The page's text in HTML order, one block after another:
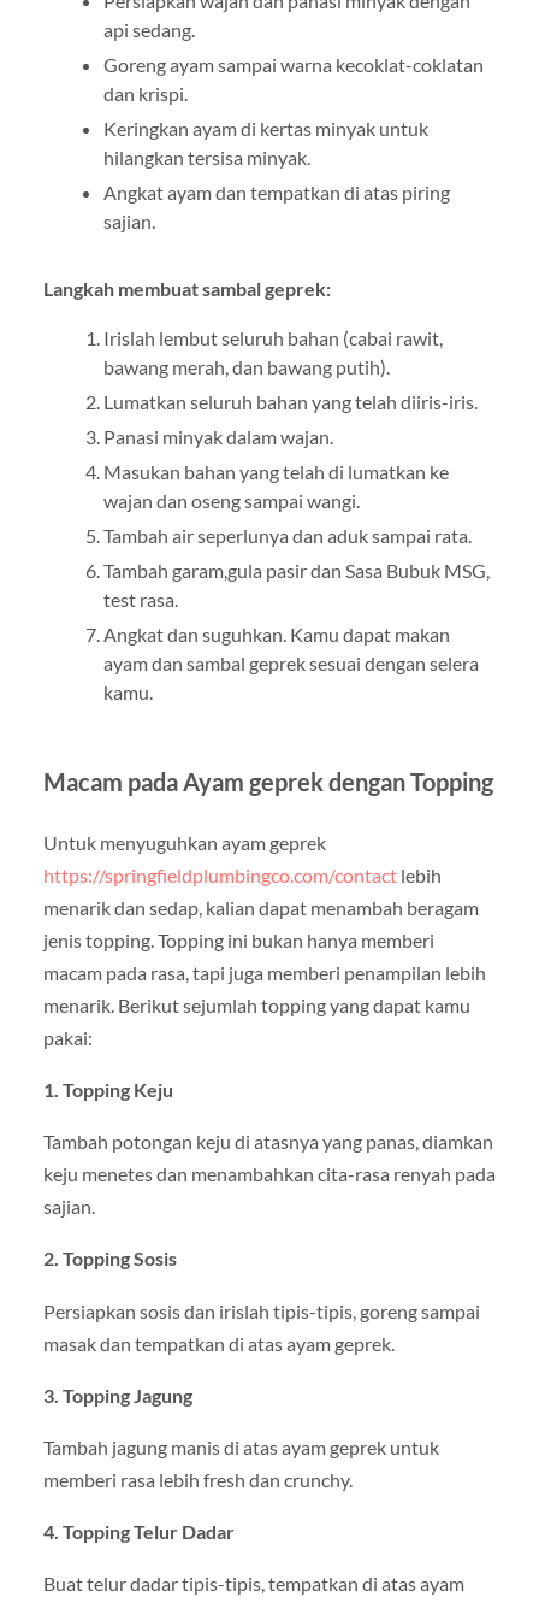
api sedang.
Goreng ayam sampai warna kecoklat-coklatan
dan krispi.
Keringkan ayam di kertas minyak untuk
hilangkan tersisa minyak.
Angkat ayam dan tempatkan di atas piring
sajian.
Langkah membuat sambal geprek:
Irislah lembut seluruh bahan (cabai rawit,
bawang merah, dan bawang putih).
Lumatkan seluruh bahan yang telah diiris-iris.
Panasi minyak dalam wajan.
Masukan bahan yang telah di lumatkan ke
wajan dan oseng sampai wangi.
Tambah air seperlunya dan aduk sampai rata.
Tambah garam,gula pasir dan Sasa Bubuk MSG,
test rasa.
Angkat dan suguhkan. Kamu dapat makan
ayam dan sambal geprek sesuai dengan selera
kamu.
Macam pada Ayam geprek dengan Topping
Untuk menyuguhkan ayam geprek
https://springfieldplumbingco.com/contactlebih
menarik dan sedap, kalian dapat menambah beragam
jenis topping. Topping ini bukan hanya memberi
macam pada rasa, tapi juga memberi penampilan lebih
menarik. Berikut sejumlah topping yang dapat kamu
pakai:
1. Topping Keju
Tambah potongan keju di atasnya yang panas, diamkan
keju menetes dan menambahkan cita-rasa renyah pada
sajian.
2. Topping Sosis
Persiapkan sosis dan irislah tipis-tipis, goreng sampai
masak dan tempatkan di atas ayam geprek.
3. Topping Jagung
Tambah jagung manis di atas ayam geprek untuk
memberi rasa lebih fresh dan crunchy.
4. Topping Telur Dadar
Buat telur dadar tipis-tipis, tempatkan di atas ayam